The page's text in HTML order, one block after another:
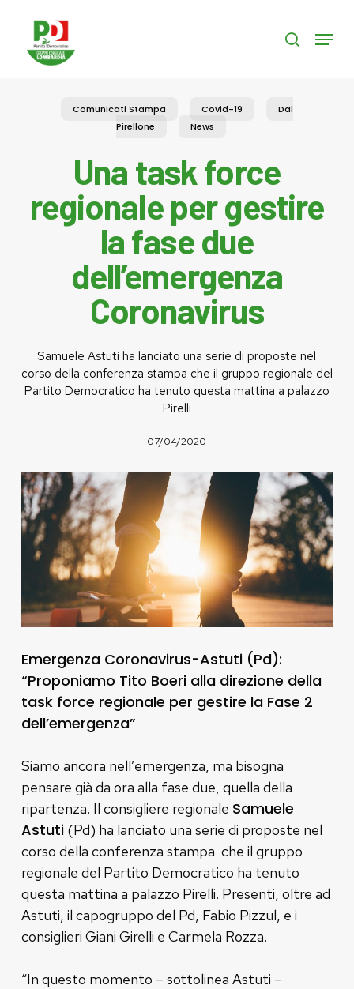
content
search
Menu
Comunicati Stampa Covid-19
Dal
Pirellone
News
Una task force
regionale per gestire
la fase due
dell’emergenza
Coronavirus
Samuele Astuti ha lanciato una serie di proposte nel
corso della conferenza stampa che il gruppo regionale del
Partito Democratico ha tenuto questa mattina a palazzo
Pirelli
07/04/2020
Emergenza Coronavirus-Astuti (Pd):
“Proponiamo Tito Boeri alla direzione della
task force regionale per gestire la Fase 2
dell’emergenza”
Siamo ancora nell’emergenza, ma bisogna
pensare già da ora alla fase due, quella della
ripartenza. Il consigliere regionale Samuele
Astuti(Pd) ha lanciato una serie di proposte nel
corso della conferenza stampa che il gruppo
regionale del Partito Democratico ha tenuto
questa mattina a palazzo Pirelli. Presenti, oltre ad
Astuti, il capogruppo del Pd, Fabio Pizzul, e i
consiglieri Giani Girelli e Carmela Rozza.
“In questo momento – sottolinea Astuti –